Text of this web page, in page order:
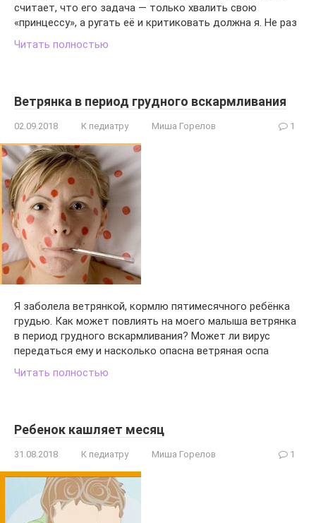
считает, что его задача — только хвалить свою
«принцессу», а ругать её и критиковать должна я. Не раз
Читать полностью
Ветрянка в период грудного вскармливания
02.09.2018 К педиатру Миша Горелов 1
Я заболела ветрянкой, кормлю пятимесячного ребёнка
грудью. Как может повлиять на моего малыша ветрянка
в период грудного вскармливания? Может ли вирус
передаться ему и насколько опасна ветряная оспа
Читать полностью
Ребенок кашляет месяц
31.08.2018 К педиатру Миша Горелов 1